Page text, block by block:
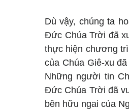
Dù vậy, chúng ta
Đức Chúa Trời đã
thực hiện chương
của Chúa Giê-xu
Những người tin
Đức Chúa Trời đã
bên hữu ngai của